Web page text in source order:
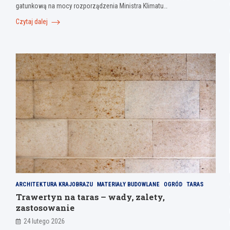
gatunkową na mocy rozporządzenia Ministra Klimatu…
Czytaj dalej
ARCHITEKTURA KRAJOBRAZU MATERIAŁY BUDOWLANE OGRÓD TARAS
Trawertyn na taras – wady, zalety,
zastosowanie
24 lutego 2026